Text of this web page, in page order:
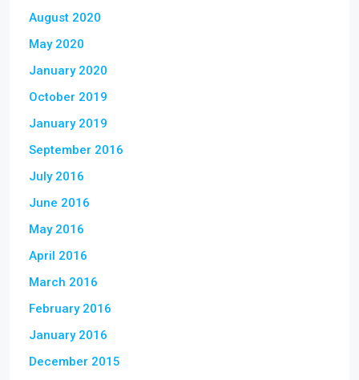
August 2020
May 2020
January 2020
October 2019
January 2019
September 2016
July 2016
June 2016
May 2016
April 2016
March 2016
February 2016
January 2016
December 2015